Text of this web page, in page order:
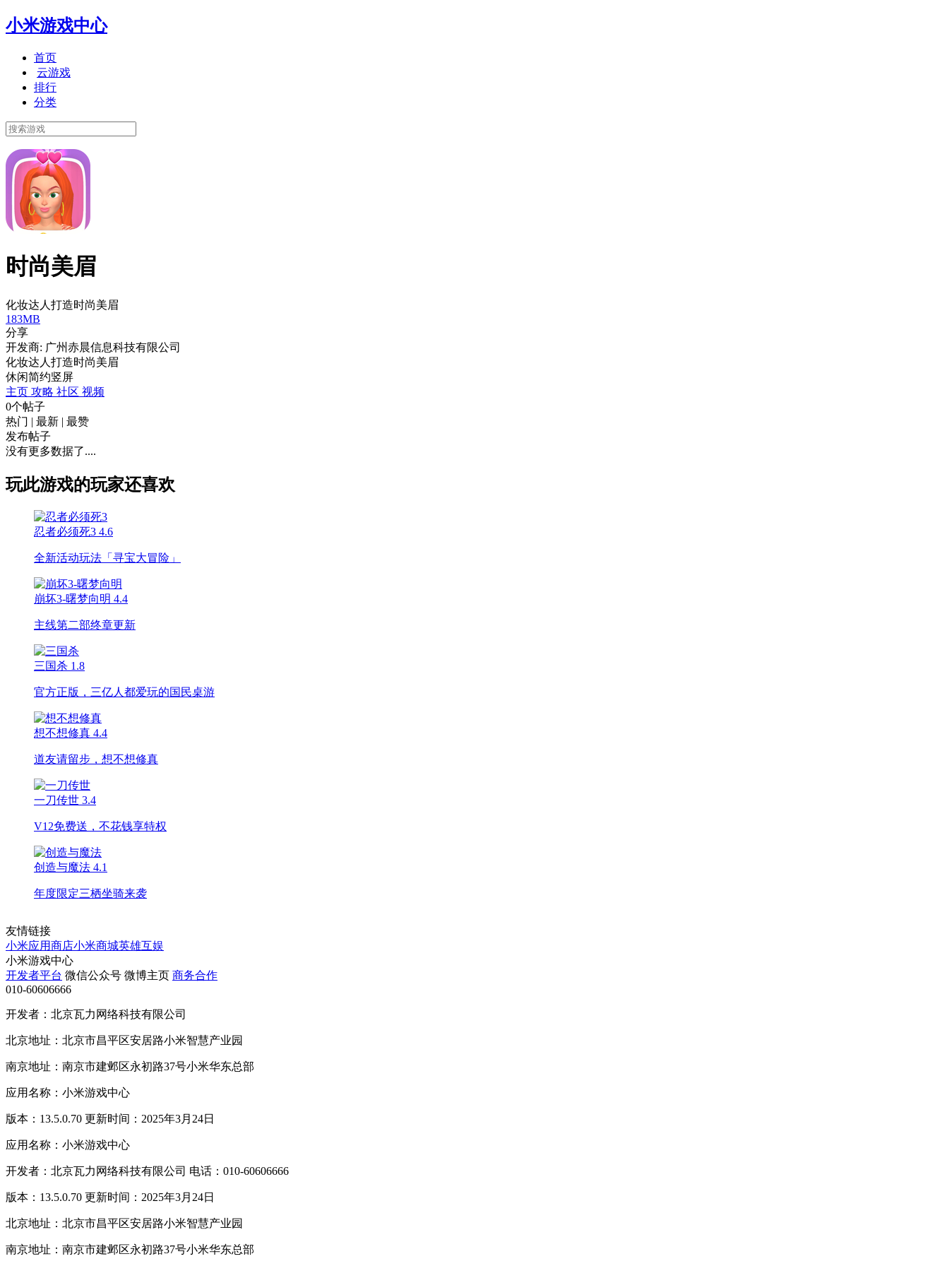
小米游戏中心
首页
云游戏
排行
分类
时尚美眉
化妆达人打造时尚美眉
183MB
分享
开发商: 广州赤晨信息科技有限公司
化妆达人打造时尚美眉
休闲简约竖屏
主页 攻略 社区 视频
0个帖子
热门 | 最新 | 最赞
发布帖子
没有更多数据了....
玩此游戏的玩家还喜欢
忍者必须死3 4.6
全新活动玩法「寻宝大冒险」
崩坏3-曙梦向明 4.4
主线第二部终章更新
三国杀 1.8
官方正版，三亿人都爱玩的国民桌游
想不想修真 4.4
道友请留步，想不想修真
一刀传世 3.4
V12免费送，不花钱享特权
创造与魔法 4.1
年度限定三栖坐骑来袭
友情链接
小米应用商店小米商城英雄互娱
小米游戏中心
开发者平台 微信公众号 微博主页 商务合作
010-60606666
开发者：北京瓦力网络科技有限公司
北京地址：北京市昌平区安居路小米智慧产业园
南京地址：南京市建邺区永初路37号小米华东总部
应用名称：小米游戏中心
版本：13.5.0.70 更新时间：2025年3月24日
应用名称：小米游戏中心
开发者：北京瓦力网络科技有限公司 电话：010-60606666
版本：13.5.0.70 更新时间：2025年3月24日
北京地址：北京市昌平区安居路小米智慧产业园
南京地址：南京市建邺区永初路37号小米华东总部